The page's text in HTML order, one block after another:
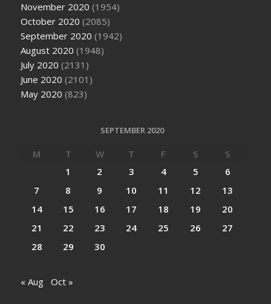
November 2020 (1954)
October 2020 (2085)
September 2020 (1942)
August 2020 (1948)
July 2020 (2131)
June 2020 (2101)
May 2020 (823)
SEPTEMBER 2020
M T W T F S
S
1
2 3 4 5
6
7
8 9 10 11 12
13
14
15 16 17 18 19
20
21
22 23 24 25 26
27
28
29 30
« Aug Oct »